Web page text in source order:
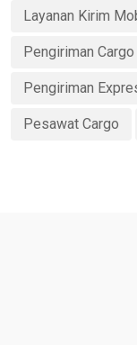
Layanan Kirim
Pengiriman
Pengiriman
Pesawat Cargo